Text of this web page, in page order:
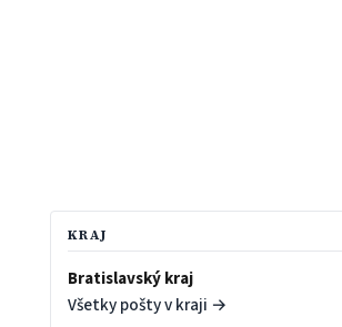
KRAJ
Bratislavský kraj
Všetky pošty v kraji →